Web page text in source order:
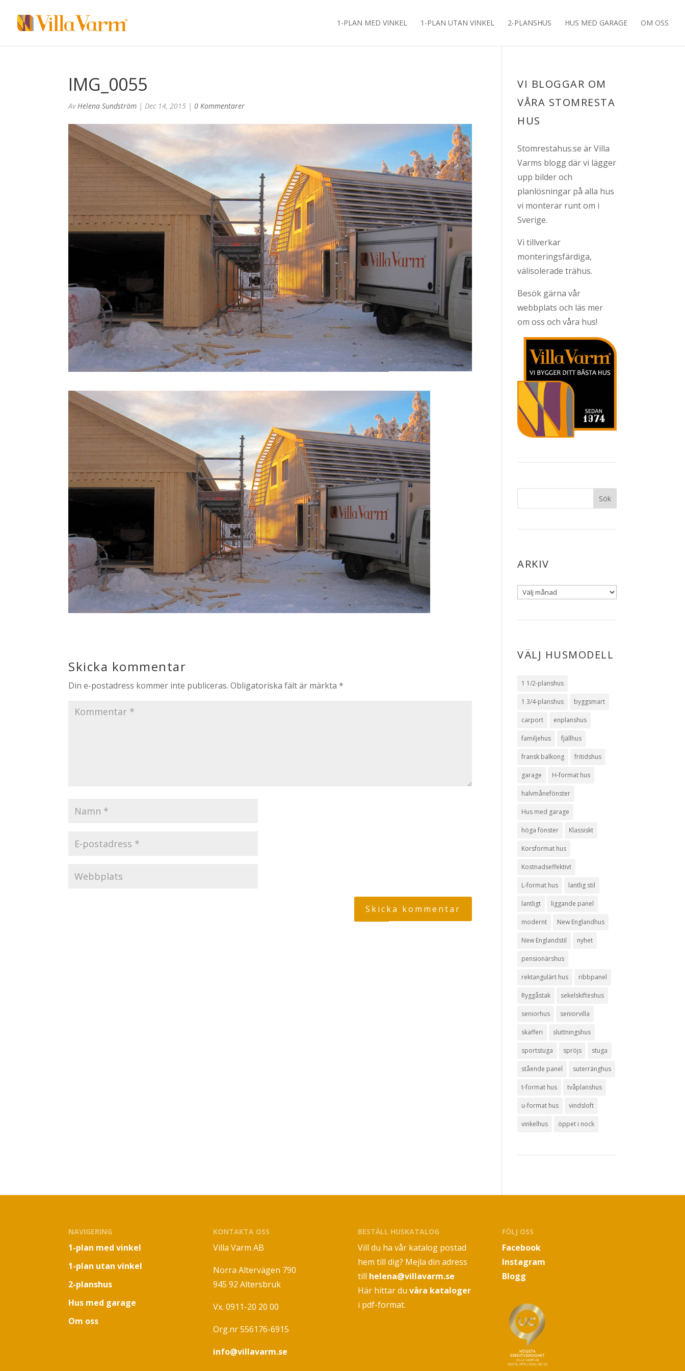
1-PLAN MED VINKEL 1-PLAN UTAN VINKEL 2-PLANSHUS HUS MED GARAGE OM OSS
IMG_0055
AvHelena Sundström |Dec 14, 2015 |0 Kommentarer
Skicka kommentar
Din e-postadress kommer inte publiceras. Obligatoriska fält är märkta*
VI BLOGGAR OM
VÅRA STOMRESTA
HUS
Stomrestahus.se är Villa
Varms blogg där vi lägger
upp bilder och
planlösningar på alla hus
vi monterar runt om i
Sverige.
Vi tillverkar
monteringsfärdiga,
välisolerade trähus.
Besök gärna vår
webbplats och läs mer
om oss och våra hus!
ARKIV
VÄLJ HUSMODELL
1 1/2-planshus
1 3/4-planshus byggsmart
carport enplanshus
familjehus fjällhus
fransk balkong fritidshus
garage H-format hus
halvmånefönster
Hus med garage
höga fönster Klassiskt
Korsformat hus
Kostnadseffektivt
L-format hus lantlig stil
lantligt liggande panel
modernt New Englandhus
New Englandstil nyhet
pensionärshus
rektangulärt hus ribbpanel
Ryggåstak sekelskifteshus
seniorhus seniorvilla
skafferi sluttningshus
sportstuga spröjs stuga
stående panel suterränghus
t-format hus tvåplanshus
u-format hus vindsloft
vinkelhus öppet i nock
NAVIGERING
1-plan med vinkel
1-plan utan vinkel
2-planshus
Hus med garage
Om oss
KONTAKTA OSS
Villa Varm AB
Norra Altervägen 790
945 92 Altersbruk
Vx. 0911-20 20 00
Org.nr 556176-6915
info@villavarm.se
BESTÄLL HUSKATALOG
Vill du ha vår katalog postad
hem till dig? Mejla din adress
till helena@villavarm.se
Här hittar du våra kataloger
i pdf-format.
FÖLJ OSS
Facebook
Instagram
Blogg